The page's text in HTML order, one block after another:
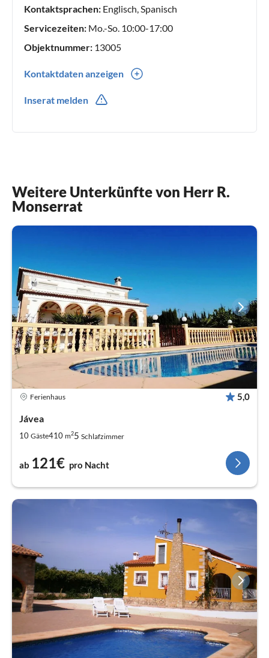
Kontaktsprachen: Englisch, Spanisch
Servicezeiten: Mo.-So. 10:00-17:00
Objektnummer: 13005
Kontaktdaten anzeigen
Inserat melden
Weitere Unterkünfte von Herr R.
Monserrat
Ferienhaus 5,0
Jávea
10 Gäste410 m25 Schlafzimmer
ab 121€ pro Nacht